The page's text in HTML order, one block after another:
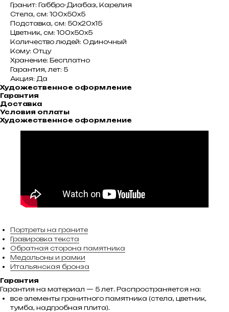
Гранит: Габбро-Диабаз, Карелия
Стела, см: 100х50х5
Подставка, см: 50х20х15
Цветник, см: 100х50х5
Количество людей: Одиночный
Кому: Отцу
Хранение: Бесплатно
Гарантия, лет: 5
Акция: Да
Художественное оформление
Гарантия
Доставка
Условия оплаты
Художественное оформление
Портреты на граните
Гравировка текста
Обратная сторона памятника
Медальоны и рамки
Итальянская бронза
Гарантия
Гарантия на материал — 5 лет. Распространяется на:
все элементы гранитного памятника (стела, цветник,
тумба, надгробная плита).